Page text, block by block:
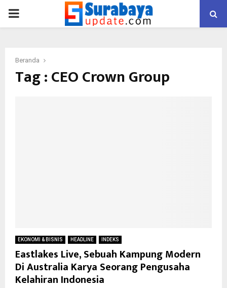
PRIMARY
Beranda
Tag : CEO Crown Group
EKONOMI & BISNIS HEADLINE INDEKS
Eastlakes Live, Sebuah Kampung Modern
Di Australia Karya Seorang Pengusaha
Kelahiran Indonesia